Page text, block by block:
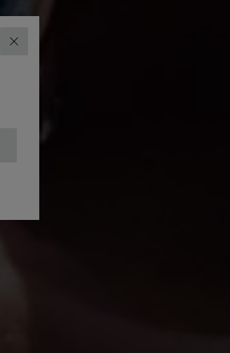
SCHLIESSEN